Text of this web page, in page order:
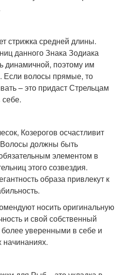
стрижка средней длины.
данного Знака Зодиака
динамичной, поэтому им
Если волосы прямые, то
– это придаст Стрельцам
себе.
Козерогов осчастливит
должны быть
элементом в
этого созвездия.
образа привлекут к
носить оригинальную
и свой собственный
уверенными в себе и
начинаниях.